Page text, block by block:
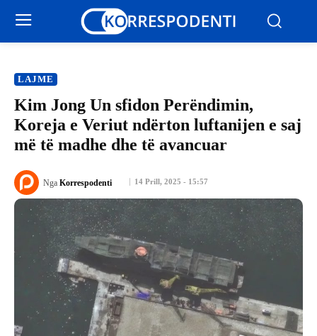
LAJME
Kim Jong Un sfidon Perëndimin,
Koreja e Veriut ndërton luftanijen e saj
më të madhe dhe të avancuar
14 Prill, 2025 - 15:57
Nga Korrespodenti